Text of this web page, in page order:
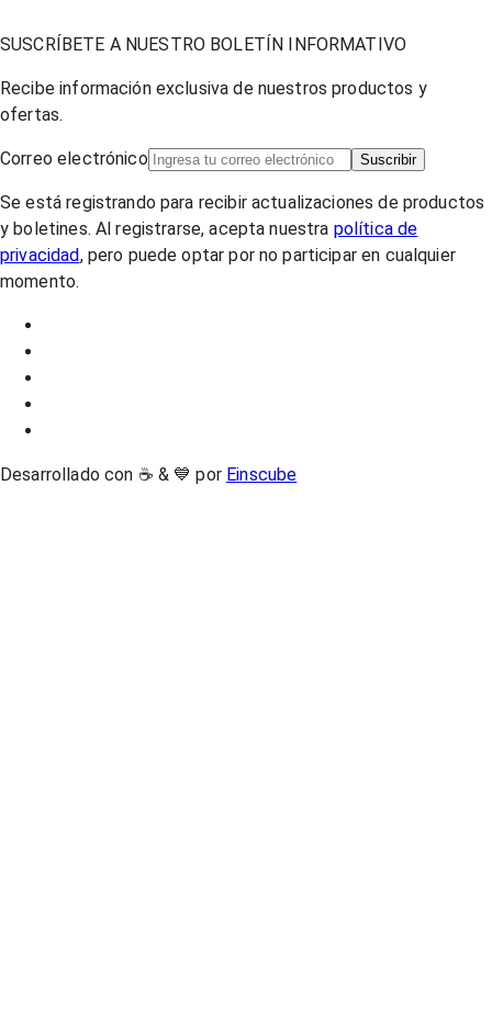
SUSCRÍBETE A NUESTRO BOLETÍN INFORMATIVO
Recibe información exclusiva de nuestros productos y
ofertas.
Correo electrónico Suscribir
Se está registrando para recibir actualizaciones de productos
y boletines. Al registrarse, acepta nuestra política de
privacidad, pero puede optar por no participar en cualquier
momento.
Desarrollado con ☕ & 💙 por Einscube